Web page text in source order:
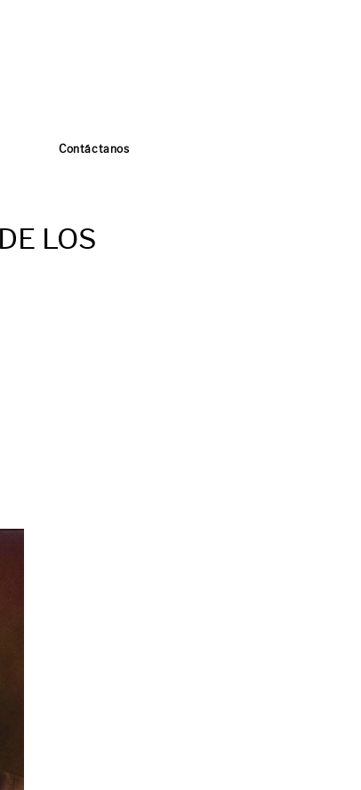
Contáctanos
LOS